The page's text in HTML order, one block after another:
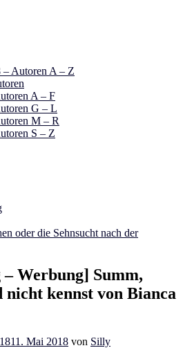
– Autoren A – Z
A – F
G – L
M – R
S – Z
oder die Sehnsucht nach der
Werbung] Summ,
nicht kennst von Bianca
11. Mai 2018 von Silly